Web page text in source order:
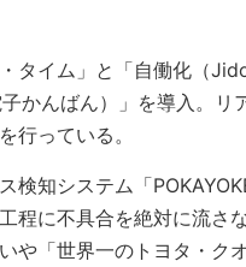
タイム」と「自働化（
かんばん）」を導入。リ
行っている。
検知システム「
程に不具合を絶対に流さ
や「世界一のトヨタ・ク